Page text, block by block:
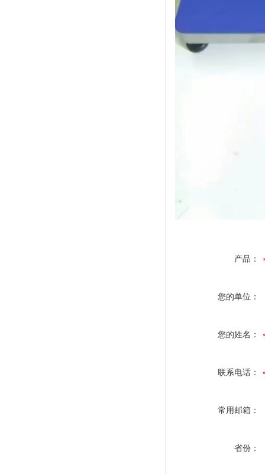
产品：
您的单位：
您的姓名：
联系电话：
常用邮箱：
省份：